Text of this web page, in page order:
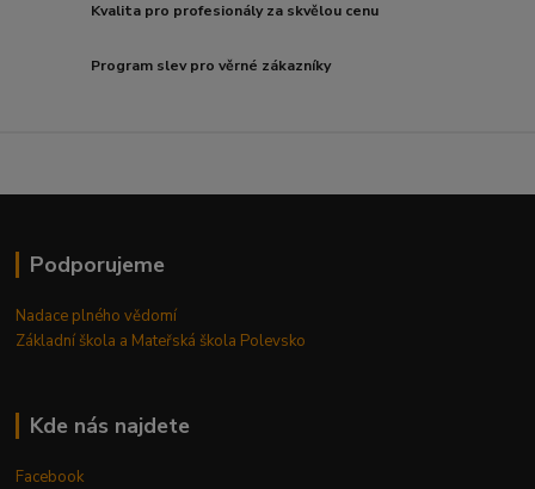
Kvalita pro profesionály za skvělou cenu
Program slev pro věrné zákazníky
Podporujeme
Nadace plného vědomí
Základní škola a Mateřská škola Polevsko
Kde nás najdete
Facebook